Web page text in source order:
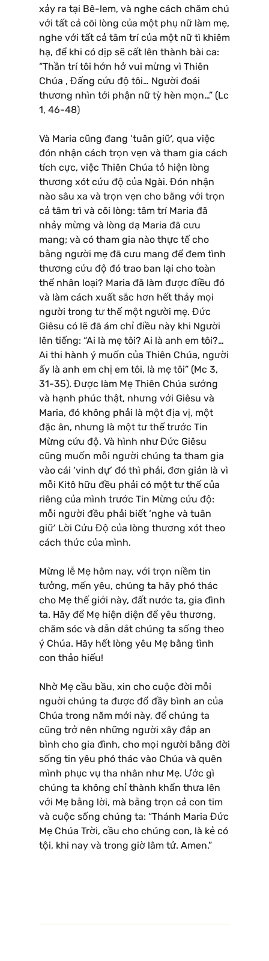
xảy ra tại Bê-lem, và nghe cách chăm chú
với tất cả cõi lòng của một phụ nữ làm mẹ,
nghe với tất cả tâm trí của một nữ tì khiêm
hạ, để khi có dịp sẽ cất lên thành bài ca:
“Thần trí tôi hớn hở vui mừng vì Thiên
Chúa , Đấng cứu độ tôi… Người đoái
thương nhìn tới phận nữ tỳ hèn mọn…” (Lc
1, 46-48)
Và Maria cũng đang ‘tuân giữ’, qua việc
đón nhận cách trọn vẹn và tham gia cách
tích cực, việc Thiên Chúa tỏ hiện lòng
thương xót cứu độ của Ngài. Đón nhận
nào sâu xa và trọn vẹn cho bằng với trọn
cả tâm trì và cõi lòng: tâm trí Maria đã
nhảy mừng và lòng dạ Maria đã cưu
mang; và có tham gia nào thực tế cho
bằng người mẹ đã cưu mang để đem tình
thương cứu độ đó trao ban lại cho toàn
thể nhân loại? Maria đã làm được điều đó
và làm cách xuất sắc hơn hết thảy mọi
người trong tư thế một người mẹ. Đức
Giêsu có lẽ đã ám chỉ điều này khi Người
lên tiếng: “Ai là mẹ tôi? Ai là anh em tôi?…
Ai thi hành ý muốn của Thiên Chúa, người
ấy là anh em chị em tôi, là mẹ tôi” (Mc 3,
31-35). Được làm Mẹ Thiên Chúa sướng
và hạnh phúc thật, nhưng với Giêsu và
Maria, đó không phải là một địa vị, một
đặc ân, nhưng là một tư thế trước Tin
Mừng cứu độ. Và hình như Đức Giêsu
cũng muốn mỗi người chúng ta tham gia
vào cái ‘vinh dự’ đó thì phải, đơn giản là vì
mỗi Kitô hữu đều phải có một tư thế của
riêng của mình trước Tin Mừng cứu độ:
mỗi người đều phải biết ‘nghe và tuân
giữ’ Lời Cứu Độ của lòng thương xót theo
cách thức của mình.
Mừng lễ Mẹ hôm nay, với trọn niềm tin
tưởng, mến yêu, chúng ta hãy phó thác
cho Mẹ thế giới này, đất nước ta, gia đình
ta. Hãy để Mẹ hiện diện để yêu thương,
chăm sóc và dẫn dắt chúng ta sống theo
ý Chúa. Hãy hết lòng yêu Mẹ bằng tình
con thảo hiếu!
Nhờ Mẹ cầu bầu, xin cho cuộc đời mỗi
nguời chúng ta được đổ đầy bình an của
Chúa trong năm mới này, để chúng ta
cũng trở nên những người xây đắp an
bình cho gia đình, cho mọi người bằng đời
sống tin yêu phó thác vào Chúa và quên
mình phục vụ tha nhân như Mẹ. Ước gì
chúng ta không chỉ thành khẩn thưa lên
với Mẹ bằng lời, mà bằng trọn cả con tim
và cuộc sống chúng ta: “Thánh Maria Đức
Mẹ Chúa Trời, cầu cho chúng con, là kẻ có
tội, khi nay và trong giờ lâm tử. Amen.”